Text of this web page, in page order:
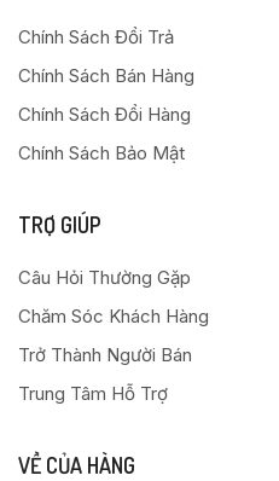
Chính Sách Đổi Trả
Chính Sách Bán Hàng
Chính Sách Đổi Hàng
Chính Sách Bảo Mật
TRỢ GIÚP
Câu Hỏi Thường Gặp
Chăm Sóc Khách Hàng
Trở Thành Người Bán
Trung Tâm Hỗ Trợ
VỀ CỦA HÀNG